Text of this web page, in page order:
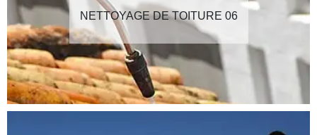
NETTOYAGE DE TOITURE 06